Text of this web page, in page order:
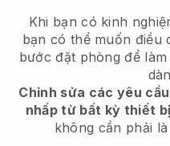
Khi bạn có kinh
bạn có thể muốn điều
bước đặt phòng để
Chỉnh sửa các yêu
nhấp từ bất kỳ thiết
không cần phải